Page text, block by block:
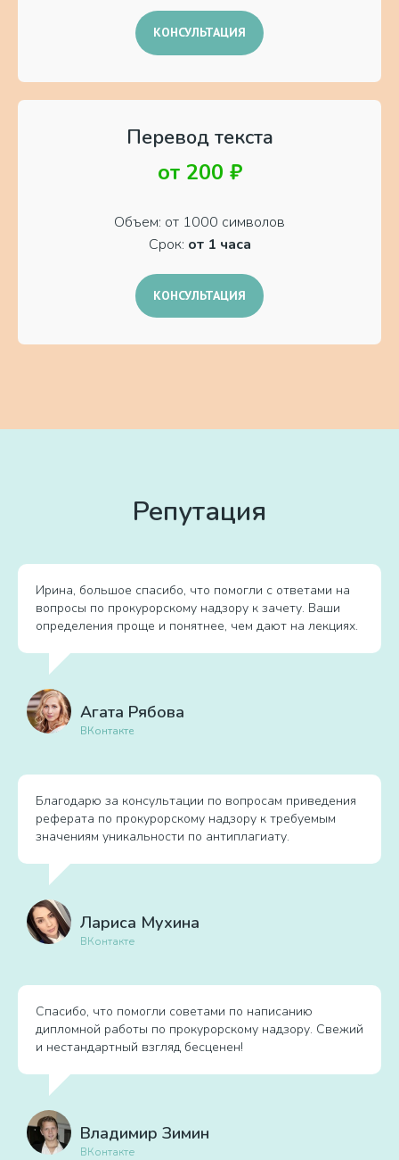
КОНСУЛЬТАЦИЯ
Перевод текста
от 200 ₽
Объем: от 1000 символов
Срок: от 1 часа
КОНСУЛЬТАЦИЯ
Репутация
Ирина, большое спасибо, что помогли с ответами на
вопросы по прокурорскому надзору к зачету. Ваши
определения проще и понятнее, чем дают на лекциях.
Агата Рябова
ВКонтакте
Благодарю за консультации по вопросам приведения
реферата по прокурорскому надзору к требуемым
значениям уникальности по антиплагиату.
Лариса Мухина
ВКонтакте
Спасибо, что помогли советами по написанию
дипломной работы по прокурорскому надзору. Свежий
и нестандартный взгляд бесценен!
Владимир Зимин
ВКонтакте